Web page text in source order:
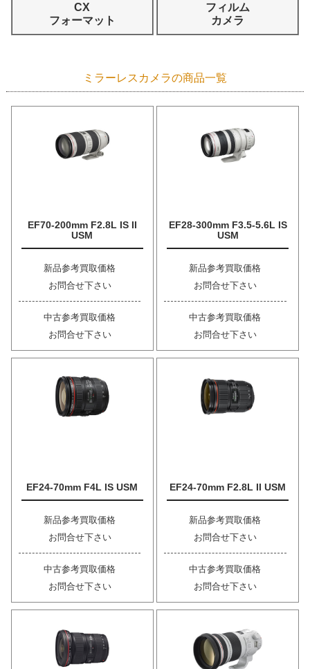
CX
フォーマット
フィルム
カメラ
ミラーレスカメラの商品一覧
EF70-200mm F2.8L IS II
USM
新品参考買取価格
お問合せ下さい
中古参考買取価格
お問合せ下さい
EF28-300mm F3.5-5.6L IS
USM
新品参考買取価格
お問合せ下さい
中古参考買取価格
お問合せ下さい
EF24-70mm F4L IS USM
新品参考買取価格
お問合せ下さい
中古参考買取価格
お問合せ下さい
EF24-70mm F2.8L II USM
新品参考買取価格
お問合せ下さい
中古参考買取価格
お問合せ下さい